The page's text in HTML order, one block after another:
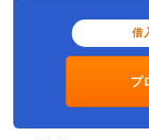
借
プ